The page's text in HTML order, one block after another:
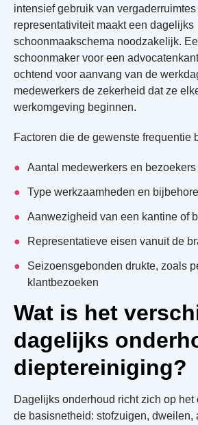
intensief gebruik van
representativiteit maakt een dagelijks
schoonmaakschema noodzakelijk.
schoonmaker voor een
ochtend voor aanvang van de
medewerkers de zekerheid dat ze
werkomgeving beginnen.
Factoren die de gewenste frequentie
Aantal medewerkers en bezoekers
Type werkzaamheden en
Aanwezigheid van een kantine of
Representatieve eisen vanuit de
Seizoensgebonden drukte, zoals
klantbezoeken
Wat is het
dagelijks
dieptereiniging?
Dagelijks onderhoud richt zich op het
de basisnetheid: stofzuigen, dweilen,